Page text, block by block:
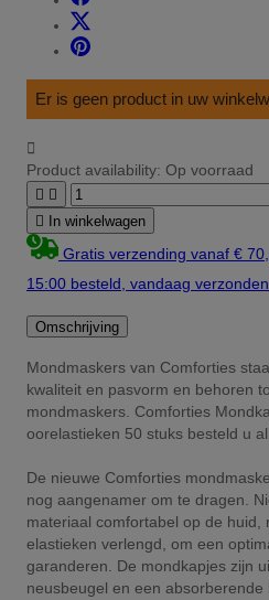
Er is geen product in uw

Product availability: Op voorraad
 
 In winkelwagen
Gratis verzending vanaf €
15:00 besteld, vandaag verzonden
Omschrijving
Mondmaskers van Comforties
kwaliteit en pasvorm en behoren
mondmaskers. Comforties
oorelastieken 50 stuks besteld u
De nieuwe Comforties
nog aangenamer om te dragen.
materiaal comfortabel op de huid,
elastieken verlengd, om een
garanderen. De mondkapjes zijn
neusbeugel en een